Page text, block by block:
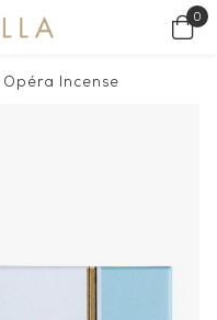
0
Opéra Incense